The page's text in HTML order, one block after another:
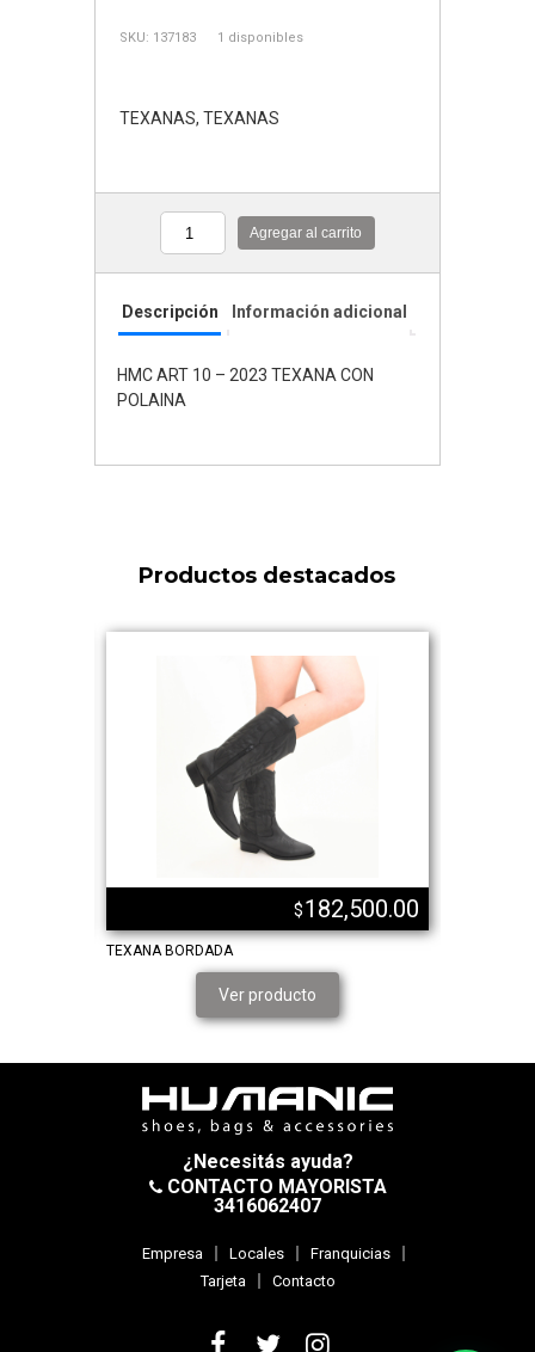
SKU: 137183 1 disponibles
TEXANAS,TEXANAS
Cantidad Agregar al carrito
Descripción Información adicional
HMC ART 10 – 2023 TEXANA CON
POLAINA
Productos destacados
$182,500.00
TEXANA BORDADA
Ver producto
¿Necesitás ayuda?
CONTACTO MAYORISTA
3416062407
Empresa Locales
Franquicias
Tarjeta
Contacto